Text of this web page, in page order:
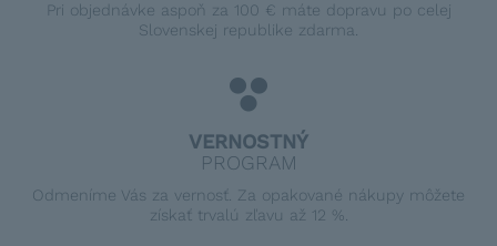
Pri objednávke aspoň za 100 € máte dopravu po celej
Slovenskej republike zdarma.
VERNOSTNÝ
PROGRAM
Odmeníme Vás za vernosť. Za opakované nákupy môžete
získať trvalú zľavu až 12 %.